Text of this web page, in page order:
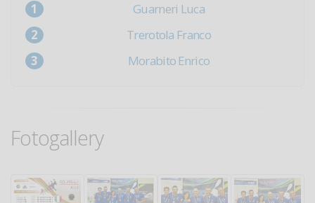
Guarneri Luca
Trerotola Franco
Morabito Enrico
Fotogallery